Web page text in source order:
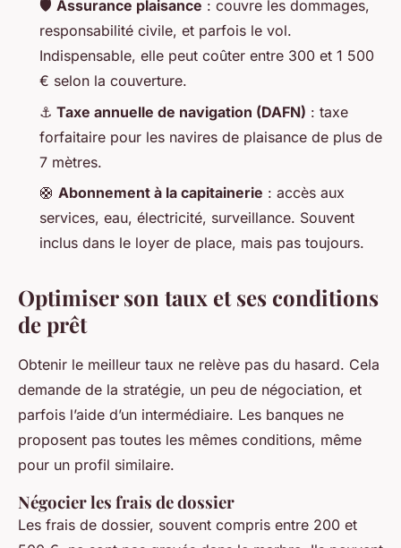
🛡️ Assurance plaisance : couvre les dommages,
responsabilité civile, et parfois le vol.
Indispensable, elle peut coûter entre 300 et 1 500
€ selon la couverture.
⚓ Taxe annuelle de navigation (DAFN) : taxe
forfaitaire pour les navires de plaisance de plus de
7 mètres.
🛟 Abonnement à la capitainerie : accès aux
services, eau, électricité, surveillance. Souvent
inclus dans le loyer de place, mais pas toujours.
Optimiser son taux et ses conditions
de prêt
Obtenir le meilleur taux ne relève pas du hasard. Cela
demande de la stratégie, un peu de négociation, et
parfois l’aide d’un intermédiaire. Les banques ne
proposent pas toutes les mêmes conditions, même
pour un profil similaire.
Négocier les frais de dossier
Les frais de dossier, souvent compris entre 200 et